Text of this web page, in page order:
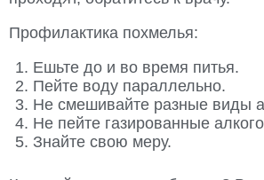
Профилактика похмелья:
Ешьте до и во время питья.
Пейте воду параллельно.
Не смешивайте разные виды
Не пейте газированные
Знайте свою меру.